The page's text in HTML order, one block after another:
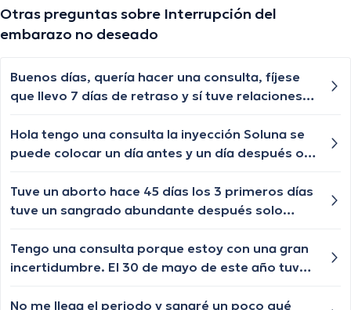
Otras preguntas sobre Interrupción del
embarazo no deseado
Buenos días, quería hacer una consulta, fíjese
que llevo 7 días de retraso y sí tuve relaciones
la última fue el 29 y el 29 me tenía que haber
bajado, ayer me realicé una prueba de
me baja y van 7 días, el mes pasado estuve bajo
mucho estrés pero me han pasado antes
Hola tengo una consulta la inyección Soluna se
puede colocar un día antes y un día después o
Tuve un aborto hace 45 días los 3 primeros días
tuve un sangrado abundante después solo
volvió a la normalidad y esta semana
nuevamente volví a tener un sangrado con mal
Tengo una consulta porque estoy con una gran
incertidumbre. El 30 de mayo de este año tuve
min y nada más. El 9 de julio y 13 de julio me hice
No me llega el periodo y sangré un poco qué